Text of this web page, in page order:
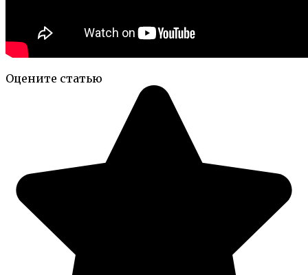
Оцените статью